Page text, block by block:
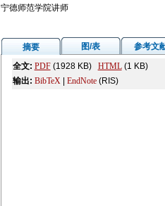
宁德师范学院讲师
摘要 图/表 参考文
全文: PDF(1928 KB) HTML(1 KB)
输出: BibTeX| EndNote(RIS)